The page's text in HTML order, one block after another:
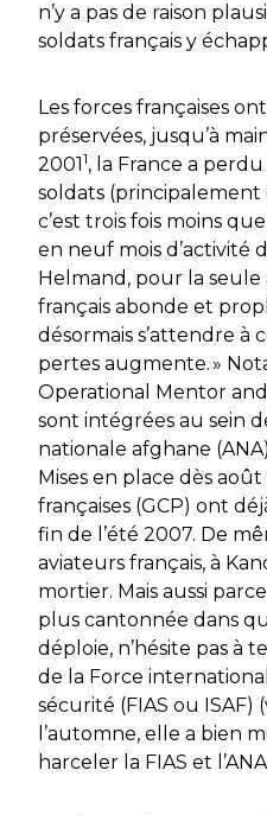
n’y a pas de raison
soldats français y
Les forces françaises
préservées, jusqu’à
2001 1, la France a
soldats (principalement
c’est trois fois moins
en neuf mois d’activité
Helmand, pour la
français abonde et
désormais s’attendre à
pertes augmente.»
Operational Mentor and
sont intégrées au sein
nationale afghane
Mises en place dès
françaises (GCP) ont
fin de l’été 2007. De
aviateurs français, à
mortier. Mais aussi
plus cantonnée dans
déploie, n’hésite pas à
de la Force
sécurité (FIAS ou ISAF)
l’automne, elle a bien
harceler la FIAS et